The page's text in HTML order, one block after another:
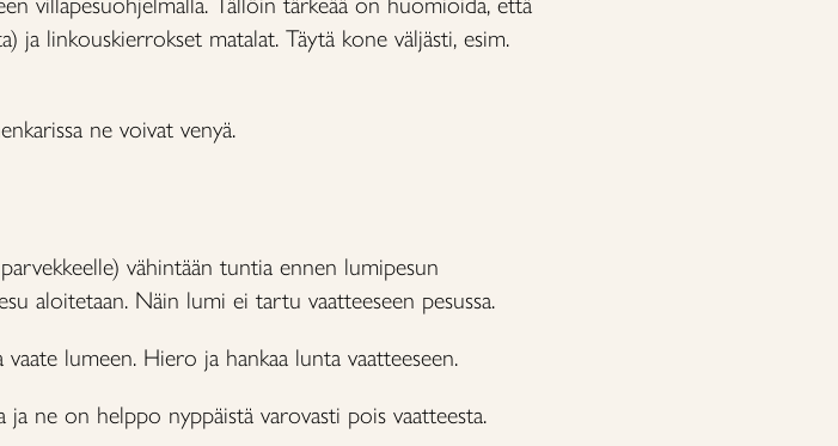
ja linkouskierrokset matalat. Täytä kone väljästi, esim.
ne voivat venyä.
vähintään tuntia ennen lumipesun
aloitetaan. Näin lumi ei tartu vaatteeseen pesussa.
lumeen. Hiero ja hankaa lunta vaatteeseen.
ne on helppo nyppäistä varovasti pois vaatteesta.